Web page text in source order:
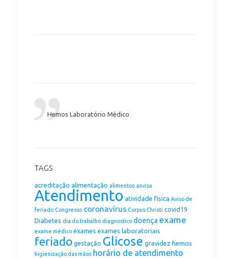
Hemos Laboratório Médico
TAGS
acreditação alimentação alimentos anvisa
Atendimento atividade física Aviso de
feriado Congresso coronavírus Corpus Christi covid19
Diabetes dia do trabalho diagnostico doença exame
exame médico exames exames laboratoriais
feriado gestação Glicose gravidez hemos
higienização das mãos horário de atendimento